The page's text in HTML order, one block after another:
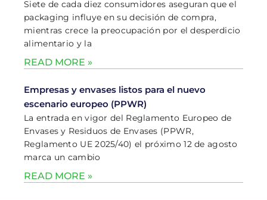
Siete de cada diez consumidores aseguran que el
packaging influye en su decisión de compra,
mientras crece la preocupación por el desperdicio
alimentario y la
READ MORE »
Empresas y envases listos para el nuevo
escenario europeo (PPWR)
La entrada en vigor del Reglamento Europeo de
Envases y Residuos de Envases (PPWR,
Reglamento UE 2025/40) el próximo 12 de agosto
marca un cambio
READ MORE »